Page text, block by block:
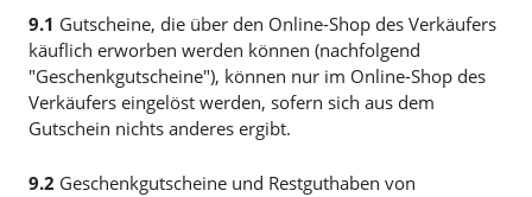
9.1 Gutscheine, die über den Online-Shop des Verkäufers
käuflich erworben werden können (nachfolgend
"Geschenkgutscheine"), können nur im Online-Shop des
Verkäufers eingelöst werden, sofern sich aus dem
Gutschein nichts anderes ergibt.
9.2 Geschenkgutscheine und Restguthaben von